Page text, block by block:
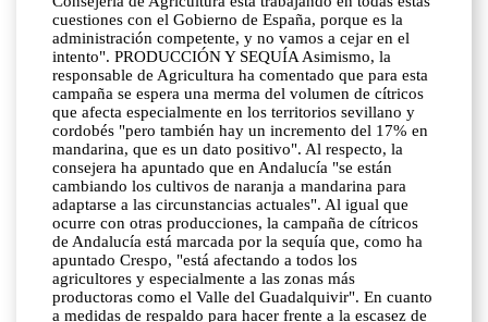
cuestiones con el Gobierno de España, porque es la
administración competente, y no vamos a cejar en el
intento". PRODUCCIÓN Y SEQUÍA Asimismo, la
responsable de Agricultura ha comentado que para esta
campaña se espera una merma del volumen de cítricos
que afecta especialmente en los territorios sevillano y
cordobés "pero también hay un incremento del 17% en
mandarina, que es un dato positivo". Al respecto, la
consejera ha apuntado que en Andalucía "se están
cambiando los cultivos de naranja a mandarina para
adaptarse a las circunstancias actuales". Al igual que
ocurre con otras producciones, la campaña de cítricos
de Andalucía está marcada por la sequía que, como ha
apuntado Crespo, "está afectando a todos los
agricultores y especialmente a las zonas más
productoras como el Valle del Guadalquivir". En cuanto
a medidas de respaldo para hacer frente a la escasez de